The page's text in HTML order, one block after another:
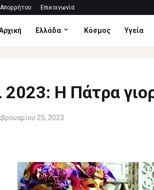
Απορρήτου Επικοινωνία
Ελλάδα Κόσμος Υγεία
2023: Η Πάτρα
25, 2023